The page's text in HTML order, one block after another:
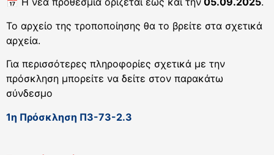
Το αρχείο της τροποποίησης θα το βρείτε στα σχετικά
αρχεία.
Για περισσότερες πληροφορίες σχετικά με την
πρόσκληση μπορείτε να δείτε στον παρακάτω
σύνδεσμο
1η Πρόσκληση Π3-73-2.3